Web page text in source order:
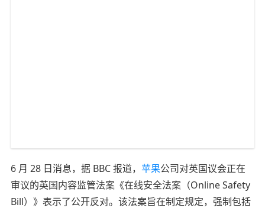
6 月 28 日消息，据 BBC 报道， 苹果公司对英国议会正在
审议的英国内容监管法案《在线安全法案（Online Safety
Bill）》表示了公开反对。该法案旨在制定规定，强制包括